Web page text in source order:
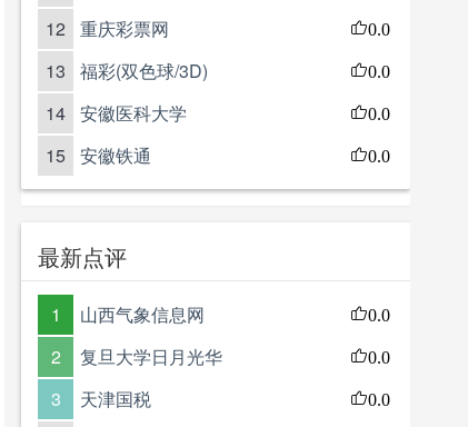
12 重庆彩票网 0.0
13 福彩(双色球/3D) 0.0
14 安徽医科大学 0.0
15 安徽铁通 0.0
最新点评
1 山西气象信息网 0.0
2 复旦大学日月光华 0.0
3 天津国税 0.0